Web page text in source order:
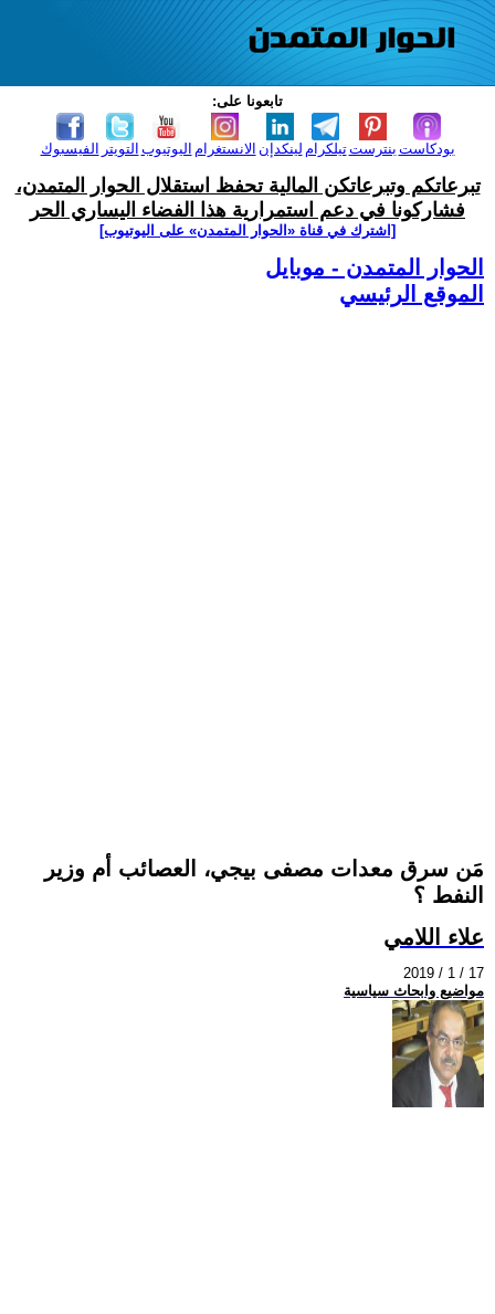
تابعونا على:
الفيسبوك التويتر اليوتيوب الانستغرام لينكدإن تيلكرامبنترست بودكاست
تبرعاتكم وتبرعاتكن المالية تحفظ استقلال الحوار المتمدن،
فشاركونا في دعم استمرارية هذا الفضاء اليساري الحر
[اشترك في قناة ‫«الحوار المتمدن» على اليوتيوب]
الحوار المتمدن - موبايل
الموقع الرئيسي
مَن سرق معدات مصفى بيجي، العصائب أم وزير
النفط ؟
علاء اللامي
2019 / 1 / 17
مواضيع وابحاث سياسية